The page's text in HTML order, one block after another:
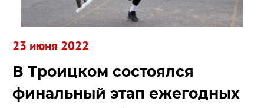
В Троицком состоялся
финальный этап ежегодных
23 июня 2022